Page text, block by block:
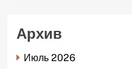
Архив
Июль 2026